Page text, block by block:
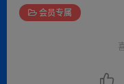
会员专属